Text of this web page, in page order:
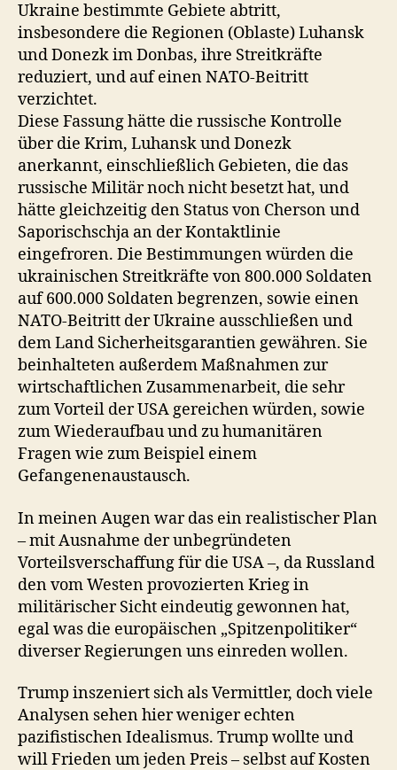
Ukraine bestimmte Gebiete abtritt,
insbesondere die Regionen (Oblaste) Luhansk
und Donezk im Donbas, ihre Streitkräfte
reduziert, und auf einen NATO-Beitritt
verzichtet.
Diese Fassung hätte die russische Kontrolle
über die Krim, Luhansk und Donezk
anerkannt, einschließlich Gebieten, die das
russische Militär noch nicht besetzt hat, und
hätte gleichzeitig den Status von Cherson und
Saporischschja an der Kontaktlinie
eingefroren. Die Bestimmungen würden die
ukrainischen Streitkräfte von 800.000 Soldaten
auf 600.000 Soldaten begrenzen, sowie einen
NATO-Beitritt der Ukraine ausschließen und
dem Land Sicherheitsgarantien gewähren. Sie
beinhalteten außerdem Maßnahmen zur
wirtschaftlichen Zusammenarbeit, die sehr
zum Vorteil der USA gereichen würden, sowie
zum Wiederaufbau und zu humanitären
Fragen wie zum Beispiel einem
Gefangenenaustausch.
In meinen Augen war das ein realistischer Plan
– mit Ausnahme der unbegründeten
Vorteilsverschaffung für die USA –, da Russland
den vom Westen provozierten Krieg in
militärischer Sicht eindeutig gewonnen hat,
egal was die europäischen „Spitzenpolitiker“
diverser Regierungen uns einreden wollen.
Trump inszeniert sich als Vermittler, doch viele
Analysen sehen hier weniger echten
pazifistischen Idealismus. Trump wollte und
will Frieden um jeden Preis – selbst auf Kosten